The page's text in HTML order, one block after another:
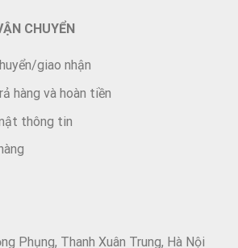
Phụng, Thanh Xuân Trung, Hà Nội
CHUYỂN
giao nhận
hàng và hoàn tiền
thông tin